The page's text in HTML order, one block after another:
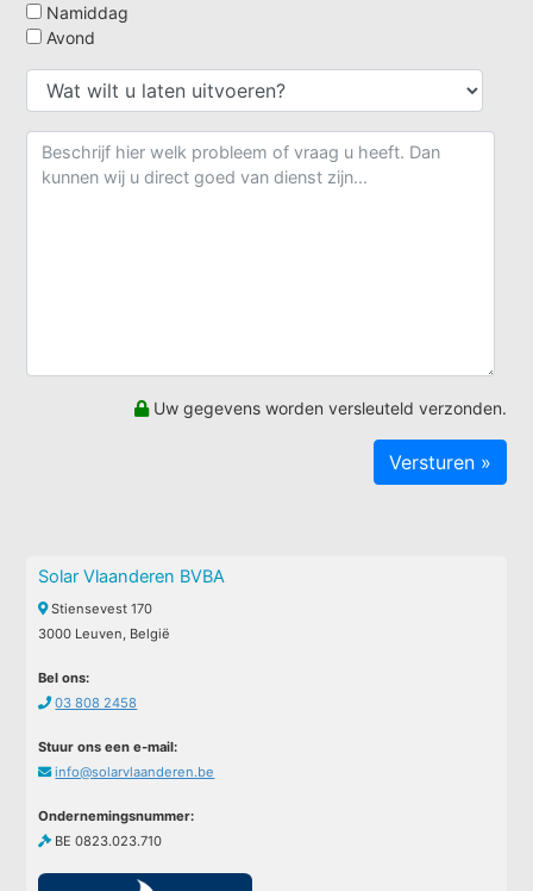
Namiddag
Avond
Uw gegevens worden versleuteld verzonden.
Solar Vlaanderen BVBA
Stiensevest 170
3000 Leuven, België
Bel ons:
03 808 2458
Stuur ons een e-mail:
info@solarvlaanderen.be
Ondernemingsnummer:
BE 0823.023.710